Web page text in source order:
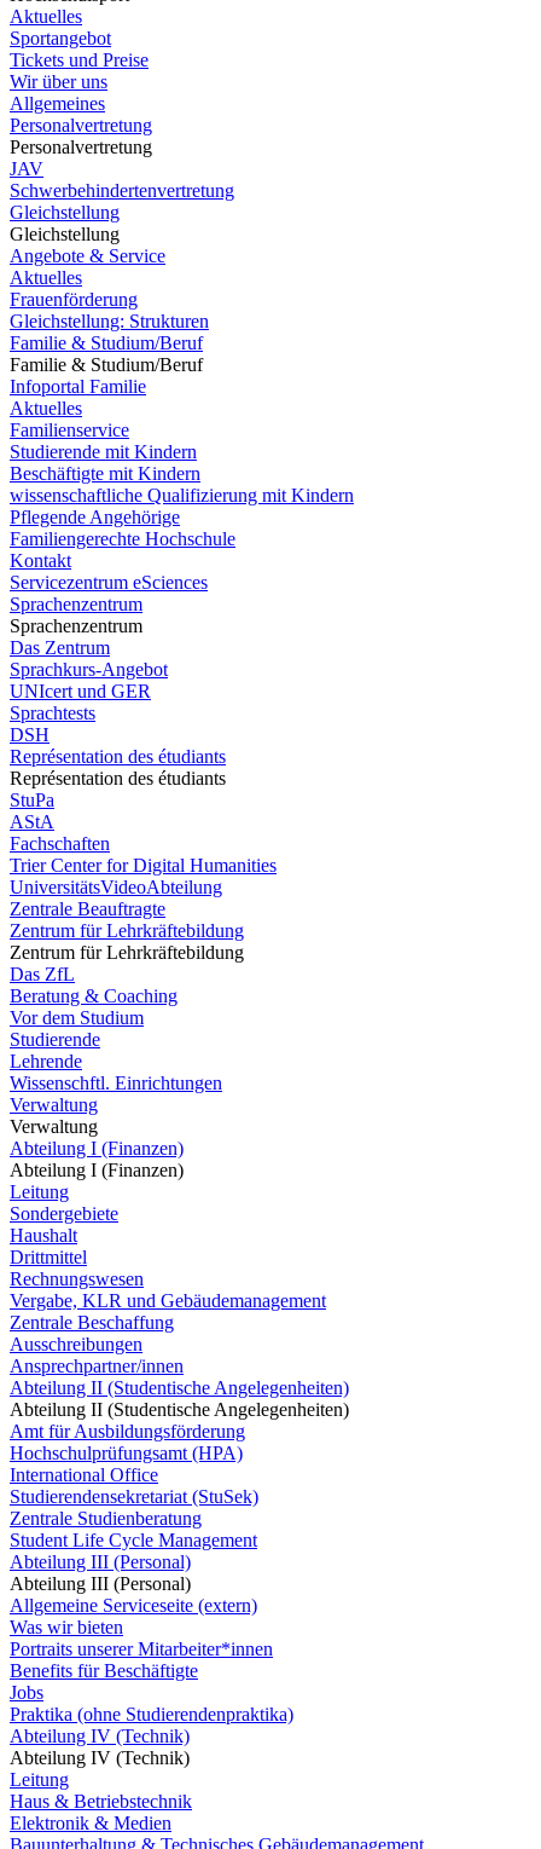
Aktuelles
Sportangebot
Tickets und Preise
Wir über uns
Allgemeines
Personalvertretung
Personalvertretung
JAV
Schwerbehindertenvertretung
Gleichstellung
Gleichstellung
Angebote & Service
Aktuelles
Frauenförderung
Gleichstellung: Strukturen
Familie & Studium/Beruf
Familie & Studium/Beruf
Infoportal Familie
Aktuelles
Familienservice
Studierende mit Kindern
Beschäftigte mit Kindern
wissenschaftliche Qualifizierung mit Kindern
Pflegende Angehörige
Familiengerechte Hochschule
Kontakt
Servicezentrum eSciences
Sprachenzentrum
Sprachenzentrum
Das Zentrum
Sprachkurs-Angebot
UNIcert und GER
Sprachtests
DSH
Représentation des étudiants
Représentation des étudiants
StuPa
AStA
Fachschaften
Trier Center for Digital Humanities
UniversitätsVideoAbteilung
Zentrale Beauftragte
Zentrum für Lehrkräftebildung
Zentrum für Lehrkräftebildung
Das ZfL
Beratung & Coaching
Vor dem Studium
Studierende
Lehrende
Wissenschftl. Einrichtungen
Verwaltung
Verwaltung
Abteilung I (Finanzen)
Abteilung I (Finanzen)
Leitung
Sondergebiete
Haushalt
Drittmittel
Rechnungswesen
Vergabe, KLR und Gebäudemanagement
Zentrale Beschaffung
Ausschreibungen
Ansprechpartner/innen
Abteilung II (Studentische Angelegenheiten)
Abteilung II (Studentische Angelegenheiten)
Amt für Ausbildungsförderung
Hochschulprüfungsamt (HPA)
International Office
Studierendensekretariat (StuSek)
Zentrale Studienberatung
Student Life Cycle Management
Abteilung III (Personal)
Abteilung III (Personal)
Allgemeine Serviceseite (extern)
Was wir bieten
Portraits unserer Mitarbeiter*innen
Benefits für Beschäftigte
Jobs
Praktika (ohne Studierendenpraktika)
Abteilung IV (Technik)
Abteilung IV (Technik)
Leitung
Haus & Betriebstechnik
Elektronik & Medien
Bauunterhaltung & Technisches Gebäudemanagement